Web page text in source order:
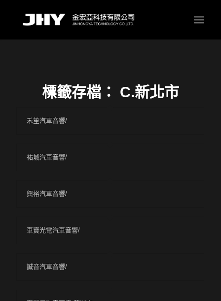
標籤存檔： C.新北市
禾笙汽車音響/
祐城汽車音響/
興裕汽車音響/
車寶光電汽車音響/
誠音汽車音響/